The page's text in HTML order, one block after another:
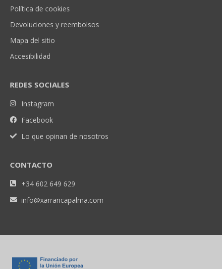
Política de cookies
Devoluciones y reembolsos
Mapa del sitio
Accesibilidad
REDES SOCIALES
Instagram
Facebook
Lo que opinan de nosotros
CONTACTO
+34 602 649 629
info@xarrancapalma.com